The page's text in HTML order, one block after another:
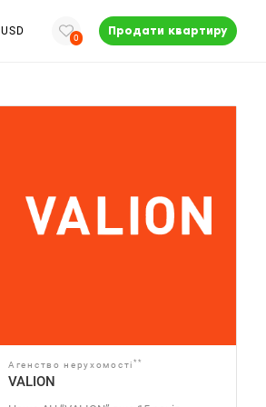
USD
0
Продати квартиру
Агенство нерухомості **
VALION